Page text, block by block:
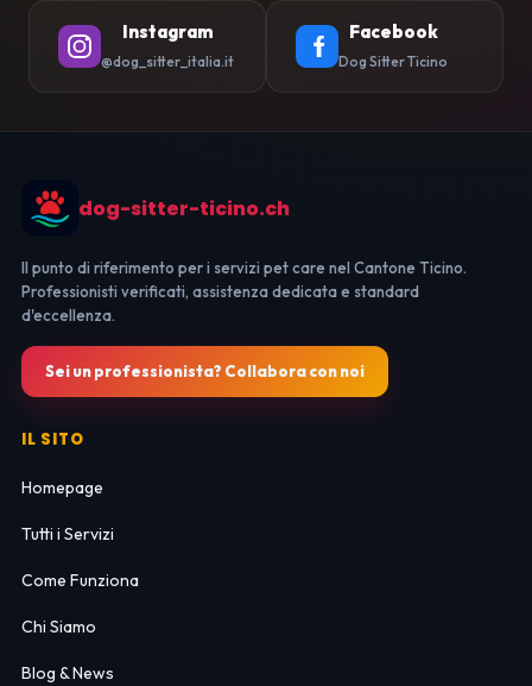
Instagram
@dog_sitter_italia.it
Facebook
Dog Sitter Ticino
dog-sitter-ticino.ch
Il punto di riferimento per i servizi pet care nel Cantone Ticino.
Professionisti verificati, assistenza dedicata e standard
d'eccellenza.
Sei un professionista? Collabora con noi
IL SITO
Homepage
Tutti i Servizi
Come Funziona
Chi Siamo
Blog & News